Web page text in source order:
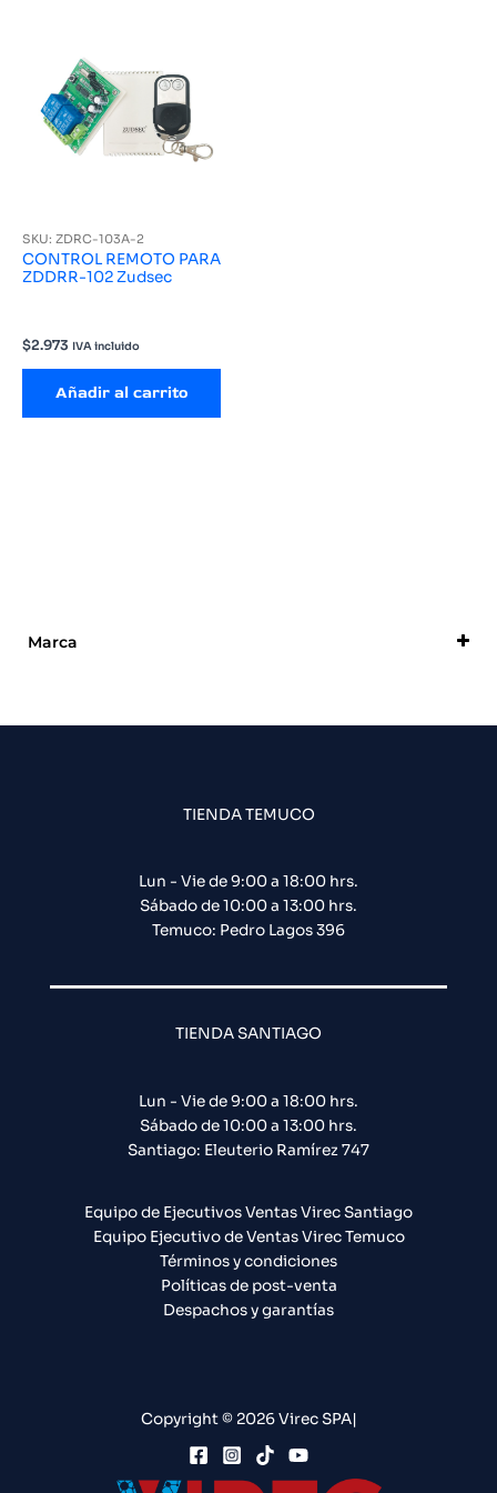
Marca
SKU: ZDRC-103A-2
CONTROL REMOTO PARA
ZDDRR-102 Zudsec
$2.973 IVA incluido
Añadir al carrito
TIENDA TEMUCO
Lun - Vie de 9:00 a 18:00 hrs.
Sábado de 10:00 a 13:00 hrs.
Temuco: Pedro Lagos 396
TIENDA SANTIAGO
Lun - Vie de 9:00 a 18:00 hrs.
Sábado de 10:00 a 13:00 hrs.
Santiago: Eleuterio Ramírez 747​
Equipo de Ejecutivos Ventas Virec Santiago
Equipo Ejecutivo de Ventas Virec Temuco
Términos y condiciones
Políticas de post-venta
Despachos y garantías
Copyright © 2026 Virec SPA|